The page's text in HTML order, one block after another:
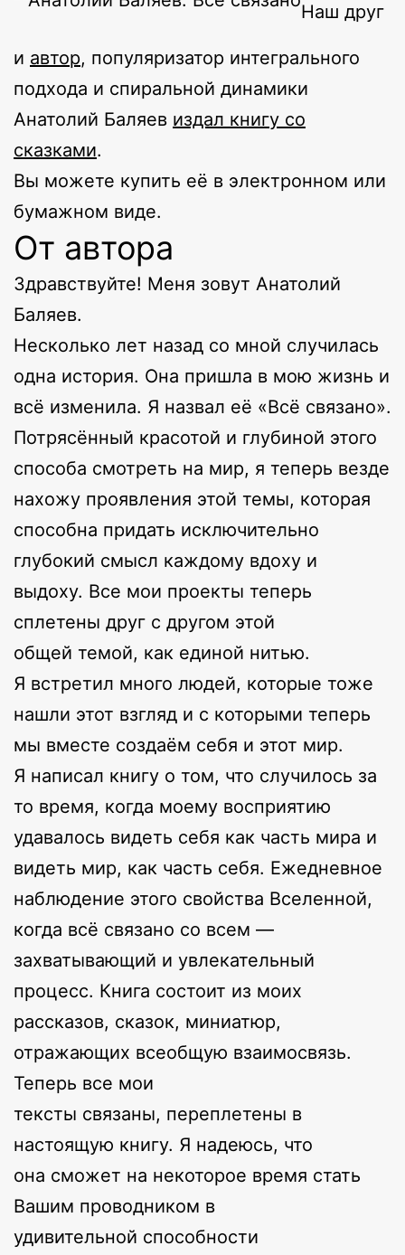
Наш друг
и автор, популяризатор интегрального
подхода и спиральной динамики
Анатолий Баляев издал книгу со
сказками.
Вы можете купить её в электронном или
бумажном виде.
От автора
Здравствуйте! Меня зовут Анатолий
Баляев.
Несколько лет назад со мной случилась
одна история. Она пришла в мою жизнь и
всё изменила. Я назвал её «Всё связано».
Потрясённый красотой и глубиной этого
способа смотреть на мир, я теперь везде
нахожу проявления этой темы, которая
способна придать исключительно
глубокий смысл каждому вдоху и
выдоху. Все мои проекты теперь
сплетены друг с другом этой
общей темой, как единой нитью.
Я встретил много людей, которые тоже
нашли этот взгляд и с которыми теперь
мы вместе создаём себя и этот мир.
Я написал книгу о том, что случилось за
то время, когда моему восприятию
удавалось видеть себя как часть мира и
видеть мир, как часть себя. Ежедневное
наблюдение этого свойства Вселенной,
когда всё связано со всем —
захватывающий и увлекательный
процесс. Книга состоит из моих
рассказов, сказок, миниатюр,
отражающих всеобщую взаимосвязь.
Теперь все мои
тексты связаны, переплетены в
настоящую книгу. Я надеюсь, что
она сможет на некоторое время стать
Вашим проводником в
удивительной способности